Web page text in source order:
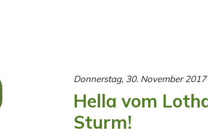
Donnerstag, 30. November 2017
Hella vom
Sturm!